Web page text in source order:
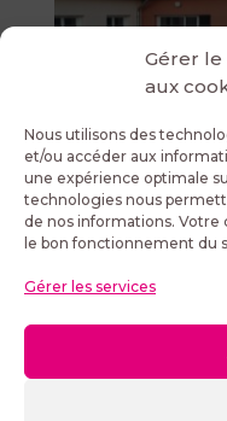
Gérer
aux
Nous utilisons des
et/ou accéder aux
une expérience optimale
technologies nous
de nos informations.
le bon fonctionnement du
Gérer les services
Construction